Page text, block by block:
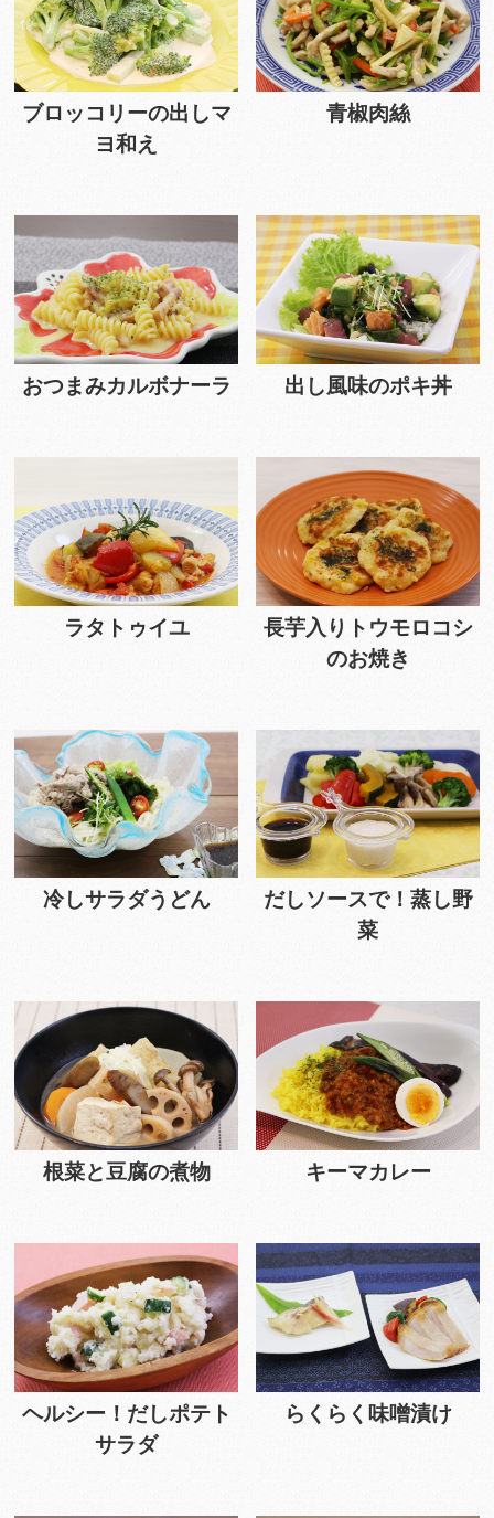
ブロッコリーの出しマ
ヨ和え
青椒肉絲
おつまみカルボナーラ 出し風味のポキ丼
ラタトゥイユ
長芋入りトウモロコシ
のお焼き
冷しサラダうどん
だしソースで！蒸し野
菜
根菜と豆腐の煮物 キーマカレー
ヘルシー！だしポテト
サラダ
らくらく味噌漬け